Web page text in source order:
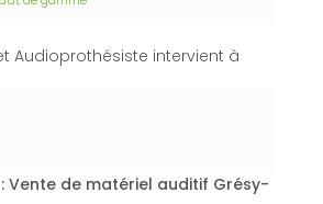
Audioprothésiste intervient à
Vente de matériel auditif Grésy-